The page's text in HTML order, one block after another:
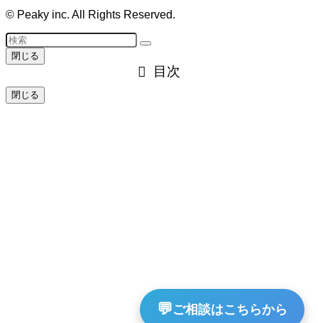
💬ご相談はこちらから
© Peaky inc. All Rights Reserved.
閉じる
目次
閉じる